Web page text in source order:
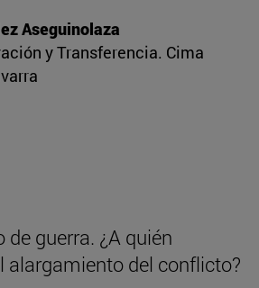
Aseguinolaza
y Transferencia. Cima
de guerra. ¿A quién
alargamiento del conflicto?